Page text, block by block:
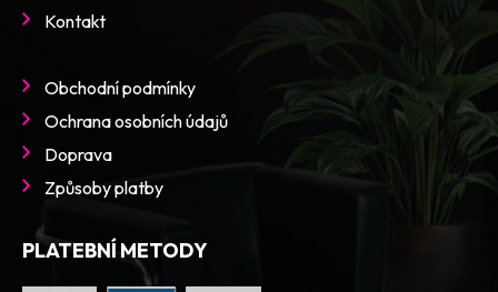
Kontakt
Obchodní podmínky
Ochrana osobních údajů
Doprava
Způsoby platby
PLATEBNÍ METODY